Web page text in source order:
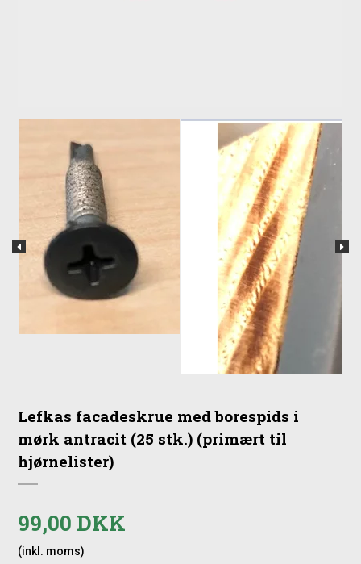
Lefkas facadeskrue med borespids i
mørk antracit (25 stk.) (primært til
hjørnelister)
99,00 DKK
(inkl. moms)